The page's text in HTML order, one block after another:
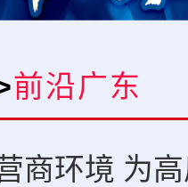
前沿广东
商环境 为